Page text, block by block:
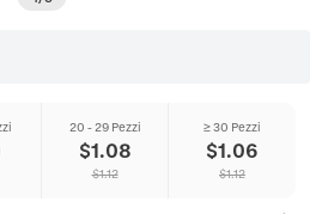
20 - 29 Pezzi
$1.08
$1.12
≥ 30 Pezzi
$1.06
$1.12